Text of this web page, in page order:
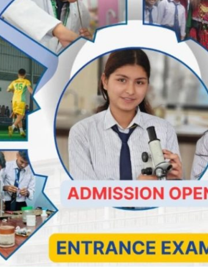
समाजवादी विद्यार्थी का माेरङ अध्यक्ष महेश
यादव,लगायतका व्यक्तिहरूकाे उपस्थिति